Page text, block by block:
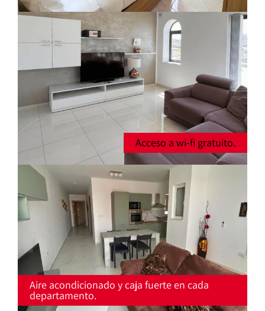
Acceso a wi-fi gratuito.
Aire acondicionado y caja fuerte en cada
departamento.